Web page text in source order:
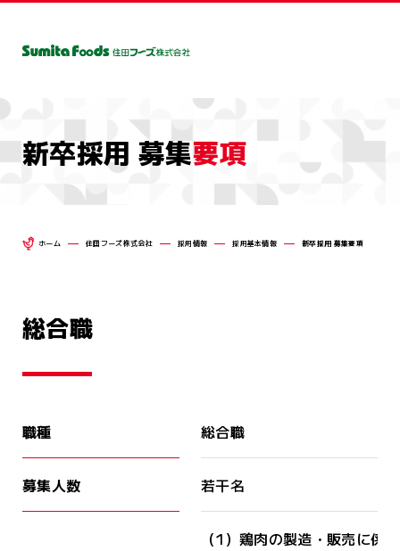
企業情報
広報動画ライブラリー
商品情報
部門紹介
有限会社気仙環境保全
採用情報
採用基本情報
企業情報
会社概要
組織図
事業所一覧
個人情報保護方針
みちのく清流味わいどり
管理部門
有限会社気仙環境保全
採用情報
社員を知る
全農チキンフーズグループ公式アカウン
新卒採用 募集要項
ホーム 住田フーズ株式会社 採用情報 採用基本情報 新卒採用 募集要項
総合職
職種 総合職
募集人数 若干名
（1）鶏肉の製造・販売に係